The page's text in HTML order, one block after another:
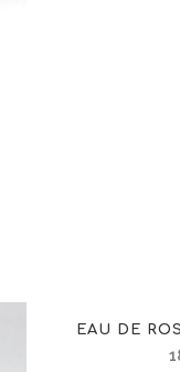
EAU DE